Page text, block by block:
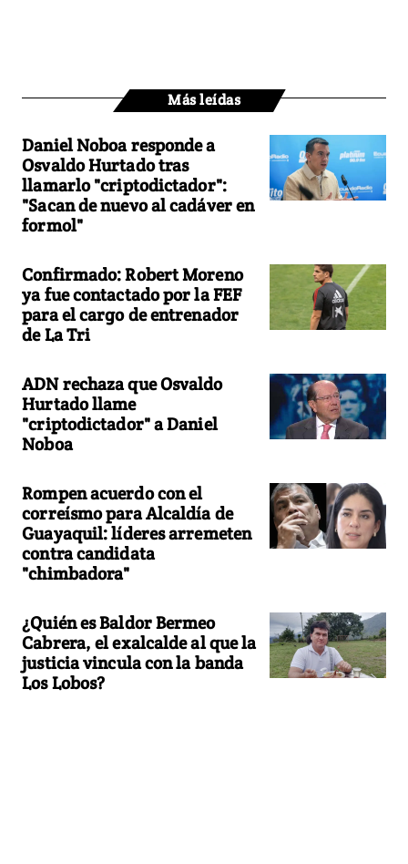
Más leídas
Daniel Noboa responde a
Osvaldo Hurtado tras
llamarlo "criptodictador":
"Sacan de nuevo al cadáver en
formol"
Confirmado: Robert Moreno
ya fue contactado por la FEF
para el cargo de entrenador
de La Tri
ADN rechaza que Osvaldo
Hurtado llame
"criptodictador" a Daniel
Noboa
Rompen acuerdo con el
correísmo para Alcaldía de
Guayaquil: líderes arremeten
contra candidata
"chimbadora"
¿Quién es Baldor Bermeo
Cabrera, el exalcalde al que la
justicia vincula con la banda
Los Lobos?